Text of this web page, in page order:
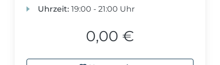
Uhrzeit: 19:00 - 21:00 Uhr
0,00 €